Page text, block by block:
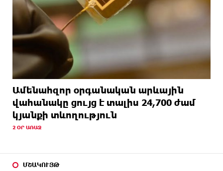
Ամենահզոր օրգանական արևային
վահանակը ցույց է տալիս 24,700 ժամ
կյանքի տևողություն
2 ՕՐ ԱՌԱՋ
ՄՇԱԿՈՒՅԹ